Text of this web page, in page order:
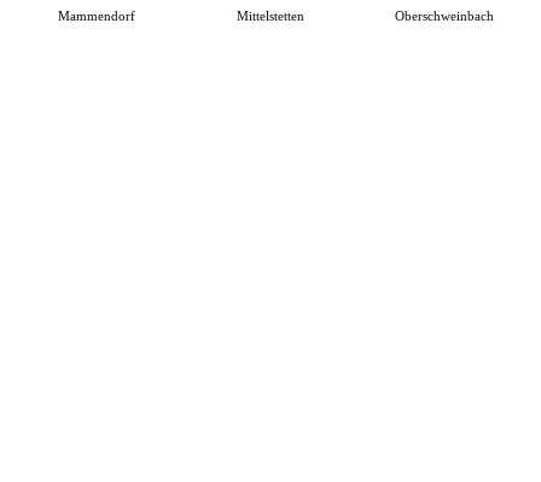
Mammendorf Mittelstetten Oberschweinbach